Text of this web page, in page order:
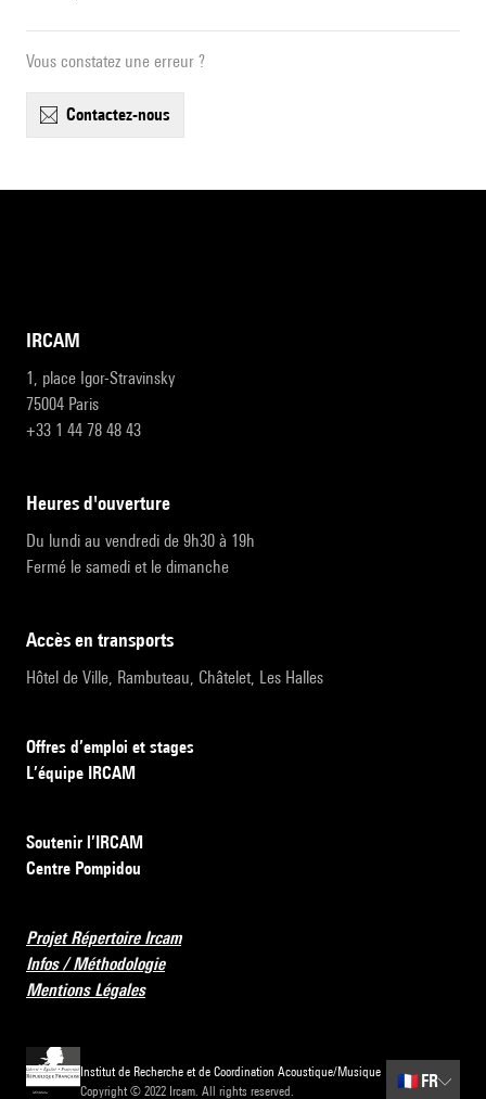
Vous constatez une erreur ?
contactez-nous
IRCAM
1, place Igor-Stravinsky
75004 Paris
+33 1 44 78 48 43
heures d'ouverture
Du lundi au vendredi de 9h30 à 19h
Fermé le samedi et le dimanche
accès en transports
Hôtel de Ville, Rambuteau, Châtelet, Les Halles
Offres d’emploi et stages
L’équipe IRCAM
Soutenir l’IRCAM
Centre Pompidou
Projet Répertoire Ircam
Infos / Méthodologie
Mentions Légales
Institut de Recherche et de Coordination Acoustique/Musique
Copyright © 2022 Ircam. All rights reserved.
🇫🇷 FR